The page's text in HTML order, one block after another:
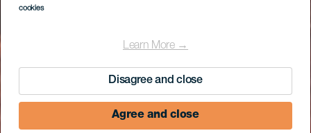
cookies
Learn More →
Disagree and close
Agree and close